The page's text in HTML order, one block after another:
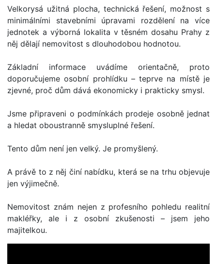
Velkorysá užitná plocha, technická řešení, možnost s
minimálními stavebními úpravami rozdělení na více
jednotek a výborná lokalita v těsném dosahu Prahy z
něj dělají nemovitost s dlouhodobou hodnotou.
Základní informace uvádíme orientačně, proto
doporučujeme osobní prohlídku – teprve na místě je
zjevné, proč dům dává ekonomicky i prakticky smysl.
Jsme připraveni o podmínkách prodeje osobně jednat
a hledat oboustranně smysluplné řešení.
Tento dům není jen velký. Je promyšlený.
A právě to z něj činí nabídku, která se na trhu objevuje
jen výjimečně.
Nemovitost znám nejen z profesního pohledu realitní
makléřky, ale i z osobní zkušenosti – jsem jeho
majitelkou.